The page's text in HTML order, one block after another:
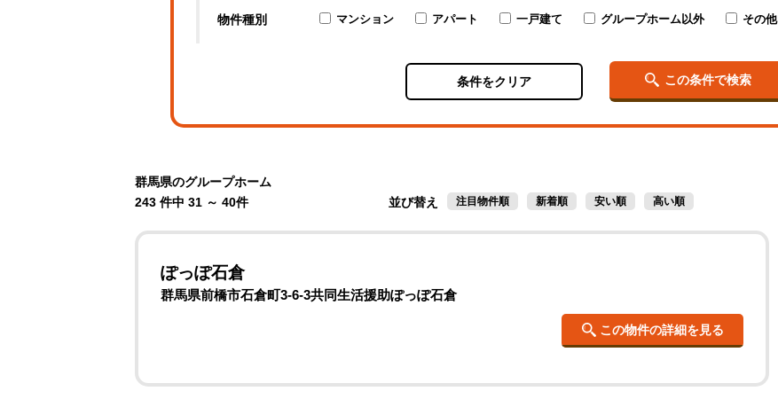
物件種別 マンション アパート 一戸建て グループホーム以外 その他
条件をクリア この条件で検索
群馬県のグループホーム
243 件中 31 ～ 40件
並び替え 注目物件順 新着順 安い順 高い順
ぽっぽ石倉
群馬県前橋市石倉町3-6-3共同生活援助ぽっぽ石倉
この物件の詳細を見る